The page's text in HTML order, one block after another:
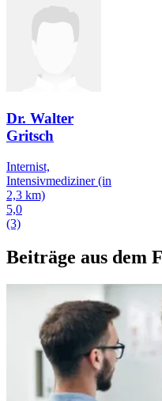
Dr. Walter
Gritsch
Internist,
Intensivmediziner (in
2,3 km)
5,0
(3)
Beiträge aus dem